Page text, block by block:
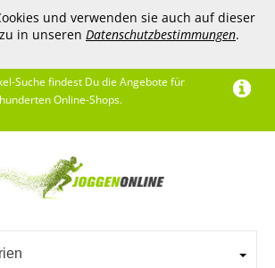
und verwenden sie auch auf dieser
in unseren Datenschutzbestimmungen.
Suche findest Du die Angebote für
Online-Shops.